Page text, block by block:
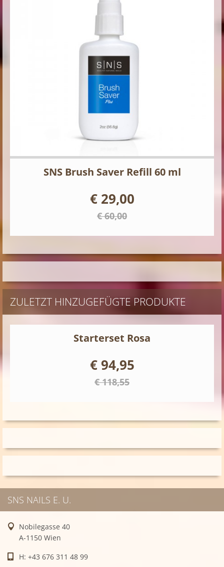
SNS Brush Saver Refill 60 ml
€ 29,00
€ 60,00
ZULETZT HINZUGEFÜGTE PRODUKTE
Starterset Rosa
€ 94,95
€ 118,55
SNS NAILS E. U.
Nobilegasse 40
A-1150 Wien
H: +43 676 311 48 99